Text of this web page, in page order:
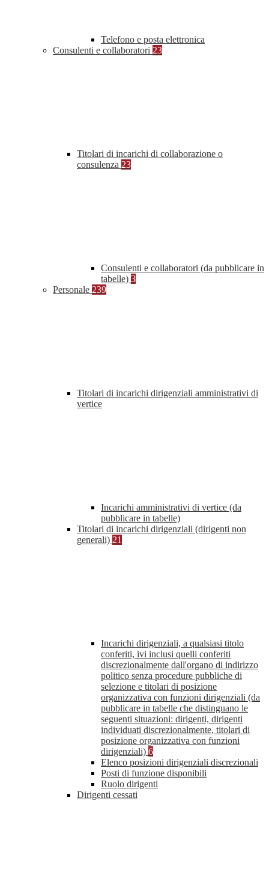
Telefono e posta elettronica
Consulenti e collaboratori 23
Titolari di incarichi di collaborazione o
consulenza 23
Consulenti e collaboratori (da pubblicare in
tabelle) 3
Personale 239
Titolari di incarichi dirigenziali amministrativi di
vertice
Incarichi amministrativi di vertice (da
pubblicare in tabelle)
Titolari di incarichi dirigenziali (dirigenti non
generali) 21
Incarichi dirigenziali, a qualsiasi titolo
conferiti, ivi inclusi quelli conferiti
discrezionalmente dall'organo di indirizzo
politico senza procedure pubbliche di
selezione e titolari di posizione
organizzativa con funzioni dirigenziali (da
pubblicare in tabelle che distinguano le
seguenti situazioni: dirigenti, dirigenti
individuati discrezionalmente, titolari di
posizione organizzativa con funzioni
dirigenziali) 6
Elenco posizioni dirigenziali discrezionali
Posti di funzione disponibili
Ruolo dirigenti
Dirigenti cessati